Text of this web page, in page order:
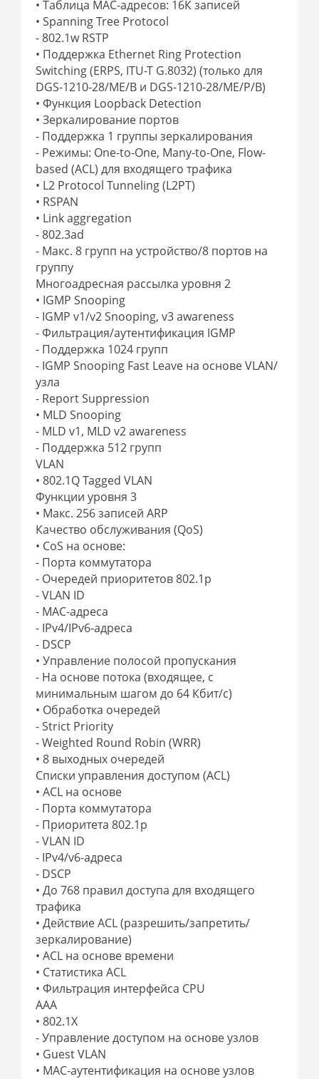
• Таблица MAC-адресов: 16К записей
• Spanning Tree Protocol
- 802.1w RSTP
• Поддержка Ethernet Ring Protection
Switching (ERPS, ITU-T G.8032) (только для
DGS-1210-28/ME/B и DGS-1210-28/ME/P/B)
• Функция Loopback Detection
• Зеркалирование портов
- Поддержка 1 группы зеркалирования
- Режимы: One-to-One, Many-to-One, Flow-
based (ACL) для входящего трафика
• L2 Protocol Tunneling (L2PT)
• RSPAN
• Link aggregation
- 802.3ad
- Макс. 8 групп на устройство/8 портов на
группу
Многоадресная рассылка уровня 2
• IGMP Snooping
- IGMP v1/v2 Snooping, v3 awareness
- Фильтрация/аутентификация IGMP
- Поддержка 1024 групп
- IGMP Snooping Fast Leave на основе VLAN/
узла
- Report Suppression
• MLD Snooping
- MLD v1, MLD v2 awareness
- Поддержка 512 групп
VLAN
• 802.1Q Tagged VLAN
Функции уровня 3
• Макс. 256 записей ARP
Качество обслуживания (QoS)
• CoS на основе:
- Порта коммутатора
- Очередей приоритетов 802.1p
- VLAN ID
- MAC-адреса
- IPv4/IPv6-адреса
- DSCP
• Управление полосой пропускания
- На основе потока (входящее, с
минимальным шагом до 64 Кбит/с)
• Обработка очередей
- Strict Priority
- Weighted Round Robin (WRR)
• 8 выходных очередей
Списки управления доступом (ACL)
• ACL на основе
- Порта коммутатора
- Приоритета 802.1p
- VLAN ID
- IPv4/v6-адреса
- DSCP
• До 768 правил доступа для входящего
трафика
• Действие ACL (разрешить/запретить/
зеркалирование)
• ACL на основе времени
• Статистика ACL
• Фильтрация интерфейса CPU
AAA
• 802.1X
- Управление доступом на основе узлов
• Guest VLAN
• MAC-аутентификация на основе узлов